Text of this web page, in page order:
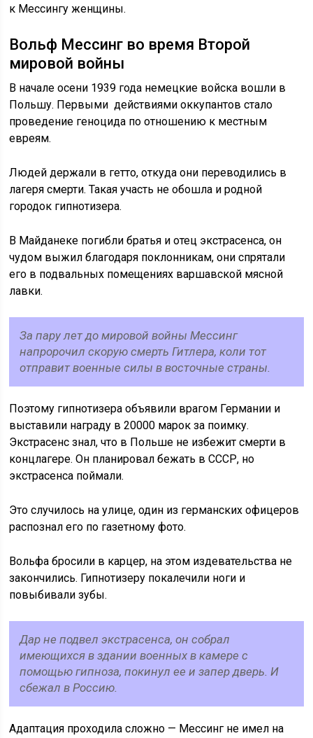
к Мессингу женщины.
Вольф Мессинг во время Второй
мировой войны
В начале осени 1939 года немецкие войска вошли в
Польшу. Первыми действиями оккупантов стало
проведение геноцида по отношению к местным
евреям.
Людей держали в гетто, откуда они переводились в
лагеря смерти. Такая участь не обошла и родной
городок гипнотизера.
В Майданеке погибли братья и отец экстрасенса, он
чудом выжил благодаря поклонникам, они спрятали
его в подвальных помещениях варшавской мясной
лавки.
За пару лет до мировой войны Мессинг
напророчил скорую смерть Гитлера, коли тот
отправит военные силы в восточные страны.
Поэтому гипнотизера объявили врагом Германии и
выставили награду в 20000 марок за поимку.
Экстрасенс знал, что в Польше не избежит смерти в
концлагере. Он планировал бежать в СССР, но
экстрасенса поймали.
Это случилось на улице, один из германских офицеров
распознал его по газетному фото.
Вольфа бросили в карцер, на этом издевательства не
закончились. Гипнотизеру покалечили ноги и
повыбивали зубы.
Дар не подвел экстрасенса, он собрал
имеющихся в здании военных в камере с
помощью гипноза, покинул ее и запер дверь. И
сбежал в Россию.
Адаптация проходила сложно — Мессинг не имел на